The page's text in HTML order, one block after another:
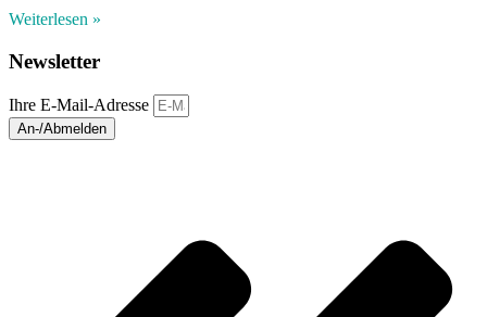
Weiterlesen »
Newsletter
Ihre E-Mail-Adresse
An-/Abmelden